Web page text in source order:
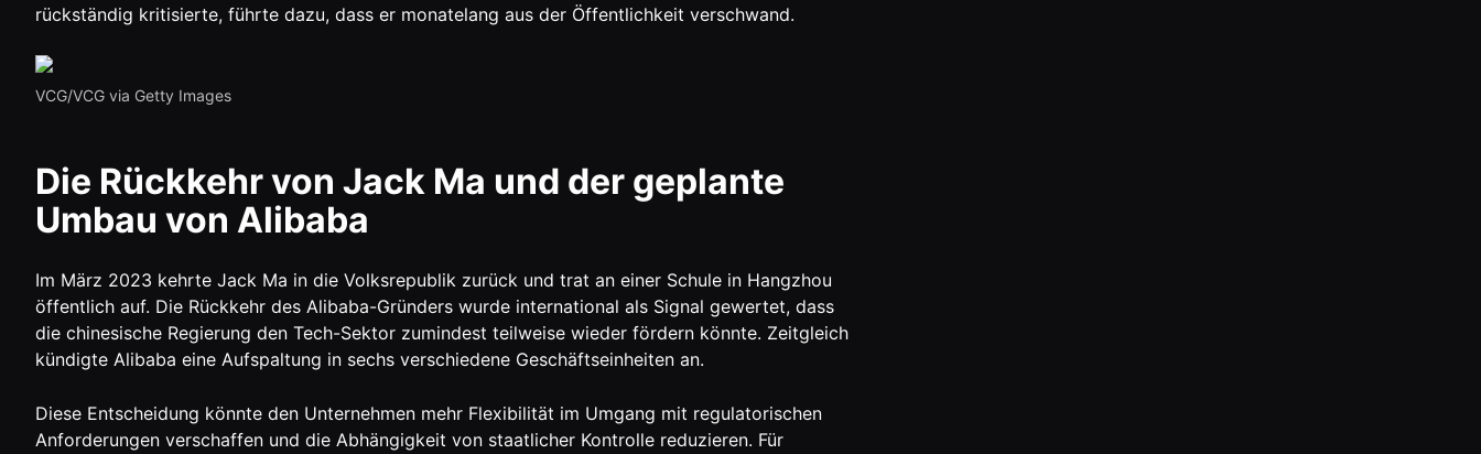
rückständig kritisierte, führte dazu, dass er monatelang aus der Öffentlichkeit verschwand.
VCG/VCG via Getty Images
Die Rückkehr von Jack Ma und der geplante
Umbau von Alibaba
Im März 2023 kehrte Jack Ma in die Volksrepublik zurück und trat an einer Schule in Hangzhou
öffentlich auf. Die Rückkehr des Alibaba-Gründers wurde international als Signal gewertet, dass
die chinesische Regierung den Tech-Sektor zumindest teilweise wieder fördern könnte. Zeitgleich
kündigte Alibaba eine Aufspaltung in sechs verschiedene Geschäftseinheiten an.
Diese Entscheidung könnte den Unternehmen mehr Flexibilität im Umgang mit regulatorischen
Anforderungen verschaffen und die Abhängigkeit von staatlicher Kontrolle reduzieren. Für